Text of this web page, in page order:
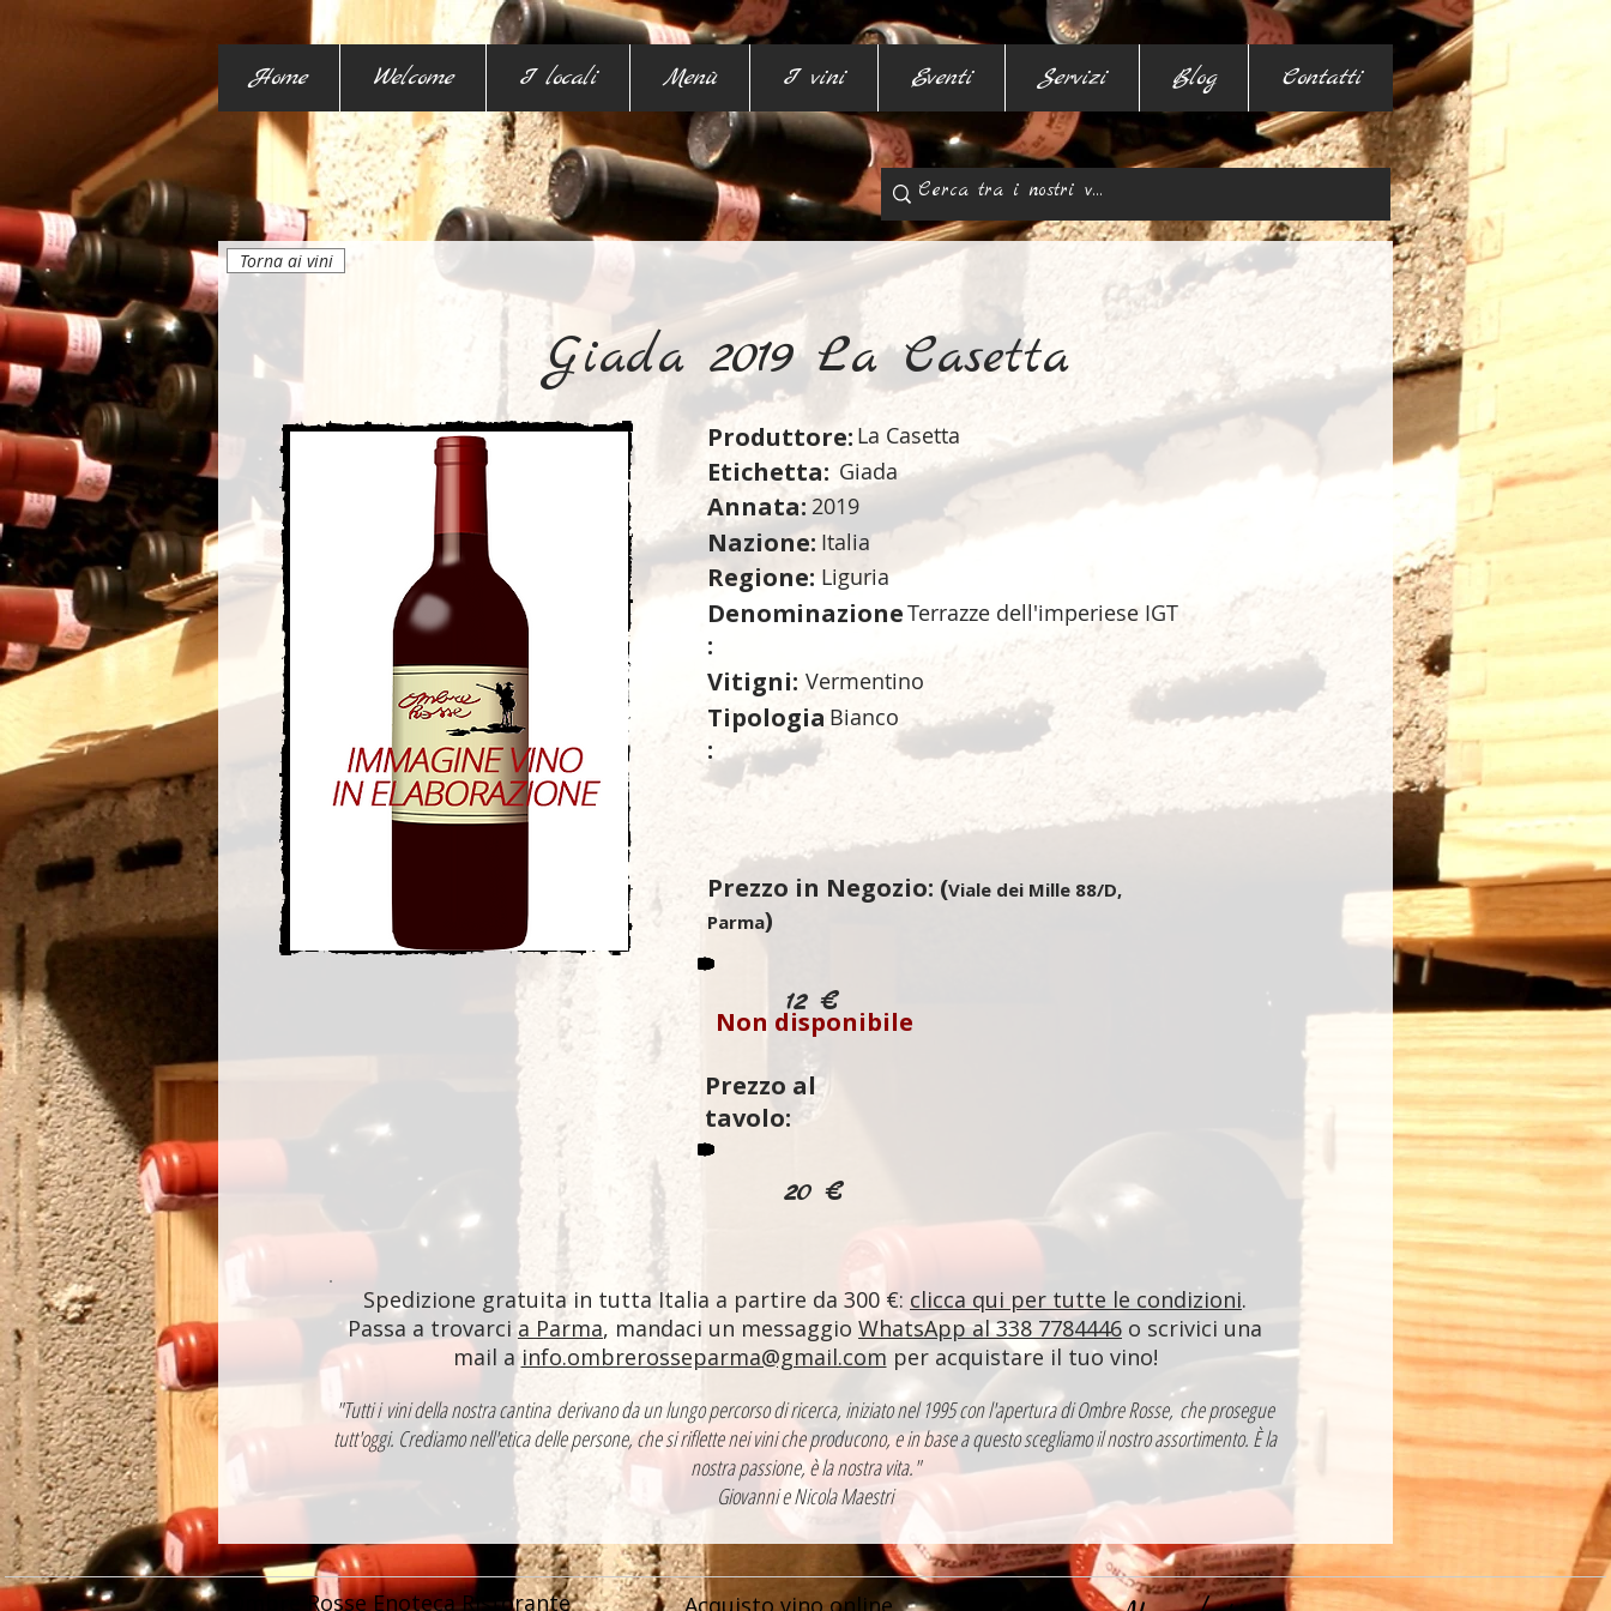
Home Welcome I locali Menù I vini Eventi Servizi Blog Contatti
Torna ai vini
Giada 2019 La Casetta
Produttore: La Casetta
Etichetta: Giada
Annata: 2019
Nazione: Italia
Regione: Liguria
Denominazione
:
Terrazze dell'imperiese IGT
Vitigni: Vermentino
Tipologia
:
Bianco
Prezzo in Negozio: (Viale dei Mille 88/D,
Parma)
12 €
Non disponibile
Prezzo al
tavolo:
20 €
Spedizione gratuita in tutta Italia a partire da 300 €: clicca qui per tutte le condizioni.
Passa a trovarci a Parma, mandaci un messaggio WhatsApp al 338 7784446 o scrivici una
mail a info.ombrerosseparma@gmail.com per acquistare il tuo vino!
"Tutti i vini della nostra cantina derivano da un lungo percorso di ricerca, iniziato nel 1995 con l'apertura di Ombre Rosse, che prosegue
tutt'oggi. Crediamo nell'etica delle persone, che si riflette nei vini che producono, e in base a questo scegliamo il nostro assortimento. È la
nostra passione, è la nostra vita."
Giovanni e Nicola Maestri
Ombre Rosse Enoteca Ristorante Acquisto vino online